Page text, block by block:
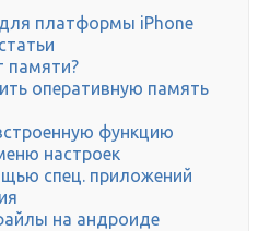
платформы iPhone
памяти?
оперативную память
функцию
настроек
спец. приложений
на андроиде